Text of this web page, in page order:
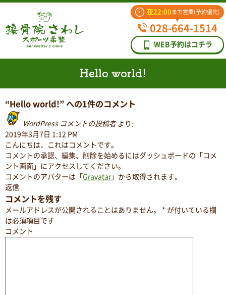
夜22:00 まで営業(予約優先)
028-664-1514
WEB予約はコチラ
Hello world!
“Hello world!” への1件のコメント
WordPress コメントの投稿者 より:
2019年3月7日 1:12 PM
こんにちは、これはコメントです。
コメントの承認、編集、削除を始めるにはダッシュボードの「コメ
ント画面」にアクセスしてください。
コメントのアバターは「 Gravatar」から取得されます。
返信
コメントを残す
メールアドレスが公開されることはありません。 * が付いている欄
は必須項目です
コメント